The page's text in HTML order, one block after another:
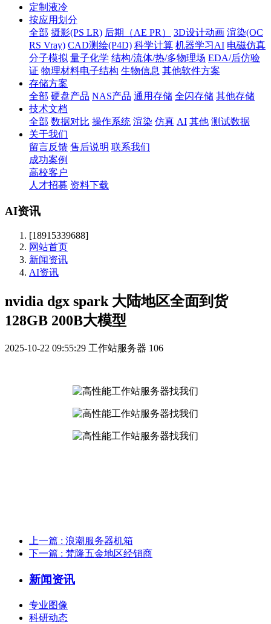
定制液冷
按应用划分
全部 摄影(PS LR) 后期（AE PR） 3D设计动画 渲染(OC
RS Vray) CAD测绘(P4D) 科学计算 机器学习AI 电磁仿真
分子模拟 量子化学 结构/流体/热/多物理场 EDA/后仿验
证 物理材料电子结构 生物信息 其他软件方案
存储方案
全部 硬盘产品 NAS产品 通用存储 全闪存储 其他存储
技术文档
全部 数据对比 操作系统 渲染 仿真 AI 其他 测试数据
关于我们
留言反馈 售后说明 联系我们
成功案例
高校客户
人才招募 资料下载
AI资讯
[18915339688]
网站首页
新闻资讯
AI资讯
nvidia dgx spark 大陆地区全面到货
128GB 200B大模型
2025-10-22 09:55:29 工作站服务器 106
上一篇 : 浪潮服务器机箱
下一篇 : 梵隆五金地区经销商
新闻资讯
专业图像
科研动态